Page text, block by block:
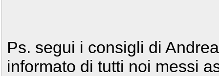
Ps. segui i consigli di
informato di tutti noi messi